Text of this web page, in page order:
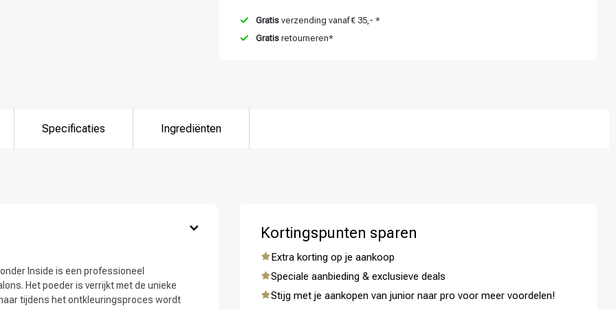
Gratis verzending vanaf € 35,- *
Gratis retourneren*
Specificaties Ingrediënten
Inside is een professioneel
Het poeder is verrijkt met de unieke
tijdens het ontkleuringsproces wordt
Kortingspunten sparen
Extra korting op je aankoop
Speciale aanbieding & exclusieve deals
Stijg met je aankopen van junior naar pro voor meer voordelen!